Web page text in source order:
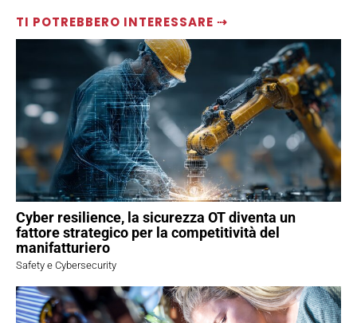
TI POTREBBERO INTERESSARE ⇢
Cyber resilience, la sicurezza OT diventa un
fattore strategico per la competitività del
manifatturiero
Safety e Cybersecurity